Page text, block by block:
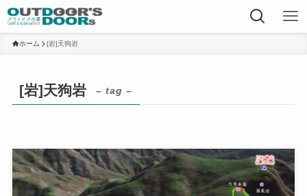
ホーム [岩]天狗岩
[岩]天狗岩 – tag –